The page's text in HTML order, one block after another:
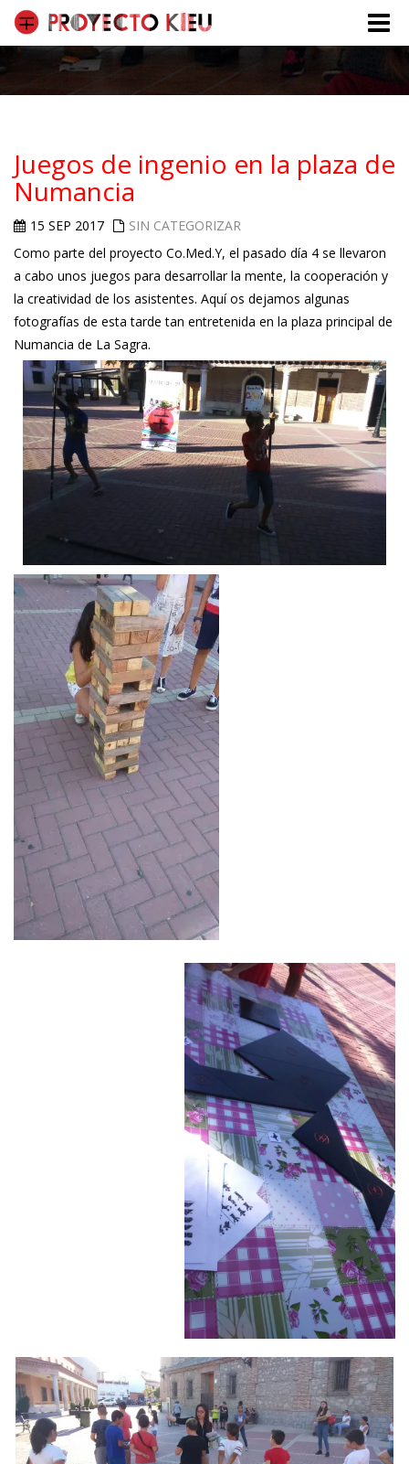
Toggle
Juegos de ingenio en la plaza de
Numancia
15 SEP 2017
SIN CATEGORIZAR
Como parte del proyecto Co.Med.Y, el pasado día 4 se llevaron
a cabo unos juegos para desarrollar la mente, la cooperación y
la creatividad de los asistentes. Aquí os dejamos algunas
fotografías de esta tarde tan entretenida en la plaza principal de
Numancia de La Sagra.